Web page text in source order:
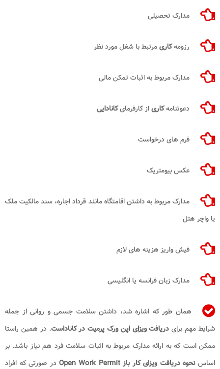
مدارک تحصیلی
رزومهکاریمرتبط با شغل مورد نظر
مدارک مربوط به اثبات تمکن مالی
دعوتنامهکاریاز کارفرمایکانادایی
فرم های درخواست
عکس بیومتریک
مدارک مربوط به داشتن اقامتگاه مانند قرداد اجاره، سند مالکیت ملک
یا واچر هتل
فیش واریز هزینه های لازم
مدارک زبان فرانسه یا انگلیسی
همان طور که اشاره شد، داشتن سلامت جسمی و روانی از جمله
شرایط مهم برای دریافت ویزای اپن ورک پرمیت در کاناداست. در همین راستا
ممکن است که به ارائه مدارک مربوط به اثبات سلامت فرد هم نیاز باشد. بر
اساسنحوه دریافت ویزای کار باز Open Work Permit
در صورتی که افراد